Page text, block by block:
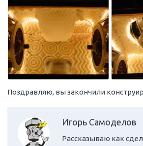
Поздравляю, вы закончили
Игорь Самоделов
Рассказываю как